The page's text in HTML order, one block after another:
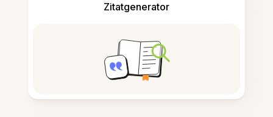
Zitatgenerator